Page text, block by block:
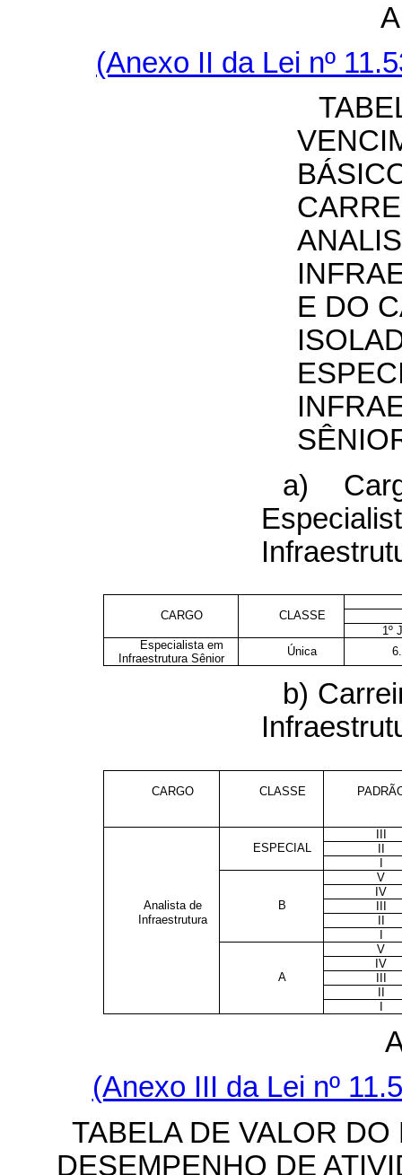
(Anexo II da Lei nº
E DO
a)
CARGO
CLASSE
1º
Especialista em
Infraestrutura Sênior
Única
b)
CARGO CLASSE
III
ESPECIAL
II
I
V
IV
Analista de
B
III
Infraestrutura
II
I
V
IV
A
III
II
I
(Anexo III da Lei nº
TABELA DE VALOR
DESEMPENHO DE